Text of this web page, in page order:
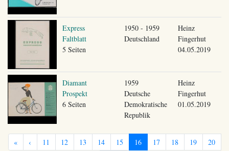
Express
Faltblatt
5 Seiten
1950 - 1959
Deutschland
Heinz
Fingerhut
04.05.2019
Diamant
Prospekt
6 Seiten
1959
Deutsche
Demokratische
Republik
Heinz
Fingerhut
01.05.2019
« ‹ 11 12 13 14 15 16 17 18 19 20